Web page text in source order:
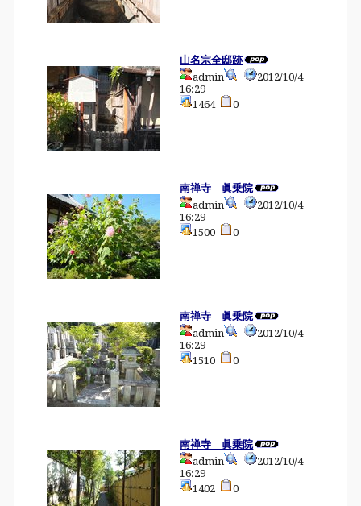
山名宗全邸跡
admin
2012/10/4
16:29
1464
0
南禅寺 眞乗院
admin
2012/10/4
16:29
1500
0
南禅寺 眞乗院
admin
2012/10/4
16:29
1510
0
南禅寺 眞乗院
admin
2012/10/4
16:29
1402
0